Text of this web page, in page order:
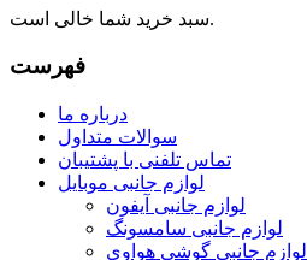
سبد خرید شما خالی است.
فهرست
درباره ما
سوالات متداول
تماس تلفنی با پشتیبان
لوازم جانبی موبایل
لوازم جانبی آیفون
لوازم جانبی سامسونگ
لوازم جانبی گوشی هواوی